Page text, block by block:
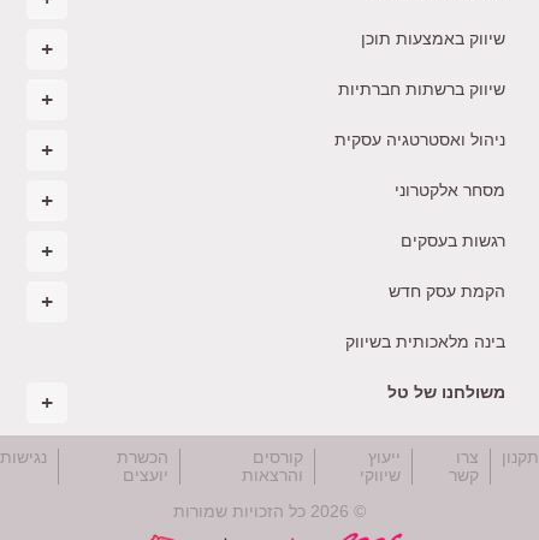
שיווק באמצעות תוכן
שיווק ברשתות חברתיות
ניהול ואסטרטגיה עסקית
מסחר אלקטרוני
רגשות בעסקים
הקמת עסק חדש
בינה מלאכותית בשיווק
משולחנו של טל
צרו
קשר
ייעוץ
שיווקי
קורסים
והרצאות
הכשרת
יועצים
נגישות
© 2026 כל הזכויות שמורות